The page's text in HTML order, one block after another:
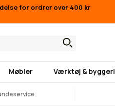
for ordrer over 400 kr
Møbler Værktøj & byggeri